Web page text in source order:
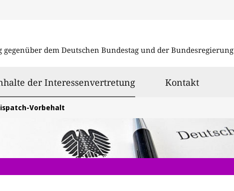
dem Deutschen Bundestag und der Bundesregierung
der Interessenvertretungausgewählt
Kontakt
Vorbehalt